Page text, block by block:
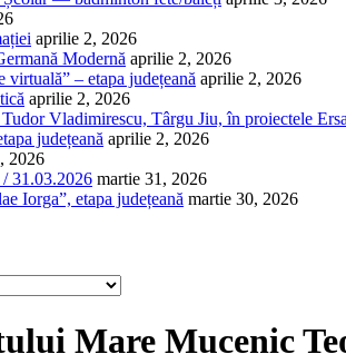
aprilie 2, 2026
Modernă aprilie 2, 2026
virtuală” – etapa județeană aprilie 2, 2026
aprilie 2, 2026
Vladimirescu, Târgu Jiu, în proiectele
județeană aprilie 2, 2026
2026
31.03.2026 martie 31, 2026
Iorga”, etapa județeană martie 30, 2026
Mare Mucenic